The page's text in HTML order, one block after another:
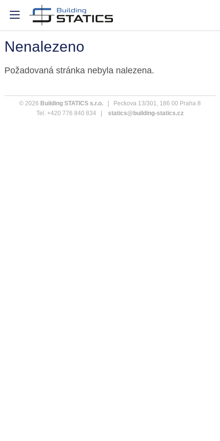
Nenalezeno
Požadovaná stránka nebyla nalezena.
© 2026 Building STATICS s.r.o.| Peckova 13/301, 186 00 Praha 8
Tel. +420 776 840 834 | statics@building-statics.cz